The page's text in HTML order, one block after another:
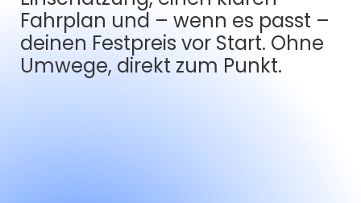
Fahrplan und – wenn es passt –
deinen Festpreis vor Start. Ohne
Umwege, direkt zum Punkt.